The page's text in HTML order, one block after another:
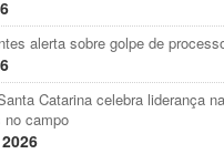
alerta sobre golpe de
Catarina celebra liderança
no campo